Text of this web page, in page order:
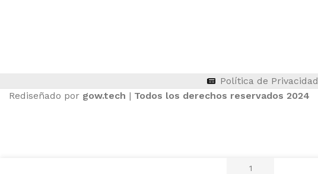
Política de Privacidad
Rediseñado por gow.tech | Todos los derechos reservados 2024